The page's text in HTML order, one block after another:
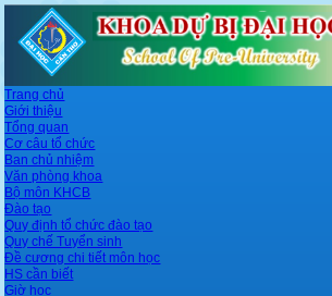
Trang chủ
Giới thiệu
Tổng quan
Cơ câu tổ chức
Ban chủ nhiệm
Văn phòng khoa
Bộ môn KHCB
Đào tạo
Quy định tổ chức đào tạo
Quy chế Tuyển sinh
Đề cương chi tiết môn học
HS cần biết
Giờ học